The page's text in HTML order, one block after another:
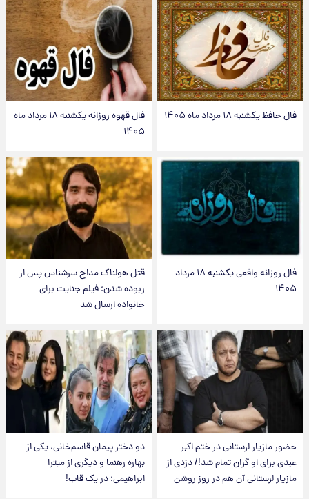
فال حافظ یکشنبه ۱۸ مرداد ماه ۱۴۰۵
فال قهوه روزانه یکشنبه ۱۸ مرداد ماه
۱۴۰۵
فال روزانه واقعی یکشنبه ۱۸ مرداد
۱۴۰۵
قتل هولناک مداح سرشناس پس از
ربوده شدن؛ فیلم جنایت برای
خانواده ارسال شد
حضور مازیار لرستانی در ختم اکبر
عبدی برای او گران تمام شد!/ دزدی از
مازیار لرستانی آن هم در روز روشن
دو دختر پیمان قاسم‌خانی، یکی از
بهاره رهنما و دیگری از میترا
ابراهیمی؛ در یک قاب!